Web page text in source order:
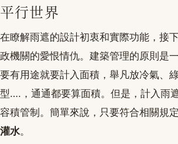
平行世界
在瞭解雨遮的設計初衷和實際功能，接
政機關的愛恨情仇。建築管理的原則是
要有用途就要計入面積，舉凡放冷氣、
型….，通通都要算面積。但是，計入雨
容積管制。簡單來說，只要符合相關規定
灌水。